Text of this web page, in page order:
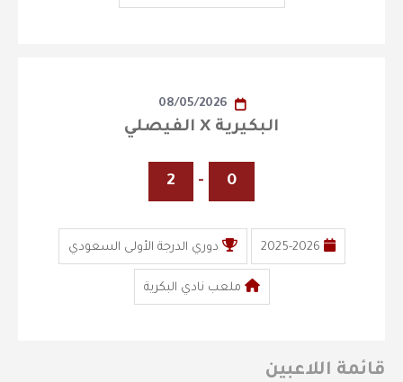
08/05/2026
البكيرية X الفيصلي
0
-
2
2025-2026 دوري الدرجة الأولى السعودي
ملعب نادي البكرية
قائمة اللاعبين